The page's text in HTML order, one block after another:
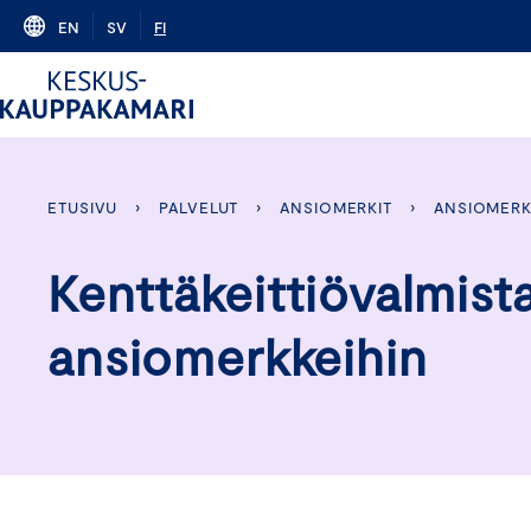
Skip
content
EN SV FI
ETUSIVU › PALVELUT › ANSIOMERKIT ›
ansiomerkkeihin